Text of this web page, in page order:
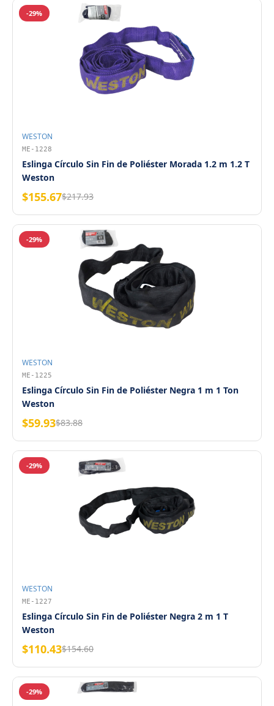
-29%
WESTON
ME-1228
Eslinga Círculo Sin Fin de Poliéster Morada 1.2 m 1.2 T
Weston
$155.67$217.93
-29%
WESTON
ME-1225
Eslinga Círculo Sin Fin de Poliéster Negra 1 m 1 Ton
Weston
$59.93$83.88
-29%
WESTON
ME-1227
Eslinga Círculo Sin Fin de Poliéster Negra 2 m 1 T
Weston
$110.43$154.60
-29%